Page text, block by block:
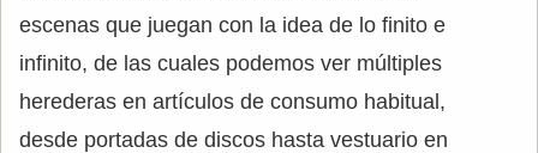
escenas que juegan con la idea de lo finito e
infinito, de las cuales podemos ver múltiples
herederas en artículos de consumo habitual,
desde portadas de discos hasta vestuario en